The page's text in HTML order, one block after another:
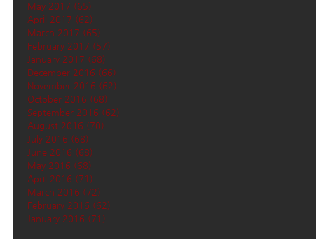
May 2017 (65)
April 2017 (62)
March 2017 (65)
February 2017 (57)
January 2017 (68)
December 2016 (66)
November 2016 (62)
October 2016 (68)
September 2016 (62)
August 2016 (70)
July 2016 (68)
June 2016 (68)
May 2016 (68)
April 2016 (71)
March 2016 (72)
February 2016 (62)
January 2016 (71)